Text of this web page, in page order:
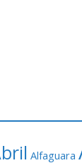
Alfaguara